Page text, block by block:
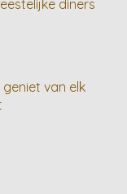
diners
van elk